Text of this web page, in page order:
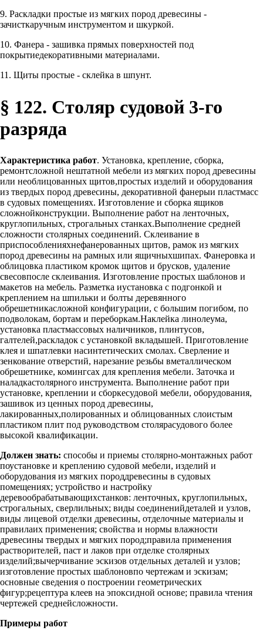
9. Раскладки простые из мягких пород древесины -
зачисткаручным инструментом и шкуркой.
10. Фанера - зашивка прямых поверхностей под
покрытиедекоративными материалами.
11. Щиты простые - склейка в шпунт.
§ 122. Столяр судовой 3-го
разряда
Характеристика работ. Установка, крепление, сборка,
ремонтсложной нештатной мебели из мягких пород древесины
или необлицованных щитов,простых изделий и оборудования
из твердых пород древесины, декоративной фанерыи пластмасс
в судовых помещениях. Изготовление и сборка ящиков
сложнойконструкции. Выполнение работ на ленточных,
круглопильных, строгальных станках.Выполнение средней
сложности столярных соединений. Склеивание в
приспособленияхнефанерованных щитов, рамок из мягких
пород древесины на рамных или ящичныхшипах. Фанеровка и
облицовка пластиком кромок щитов и брусков, удаление
свесовпосле склеивания. Изготовление простых шаблонов и
макетов на мебель. Разметка иустановка с подгонкой и
креплением на шпильки и болты деревянного
обрешетникасложной конфигурации, с большим погибом, по
подволокам, бортам и переборкам.Наклейка линолеума,
установка пластмассовых наличников, плинтусов,
галтелей,раскладок с установкой вкладышей. Приготовление
клея и шпатлевки насинтетических смолах. Сверление и
зенкование отверстий, нарезание резьбы вметаллическом
обрешетнике, комингсах для крепления мебели. Заточка и
наладкастолярного инструмента. Выполнение работ при
установке, креплении и сборкесудовой мебели, оборудования,
зашивок из ценных пород древесины,
лакированных,полированных и облицованных слоистым
пластиком плит под руководством столярасудового более
высокой квалификации.
Должен знать: способы и приемы столярно-монтажных работ
поустановке и креплению судовой мебели, изделий и
оборудования из мягких породдревесины в судовых
помещениях; устройство и настройку
деревообрабатывающихстанков: ленточных, круглопильных,
строгальных, сверлильных; виды соединенийдеталей и узлов,
виды лицевой отделки древесины, отделочные материалы и
правилаих применения; свойства и нормы влажности
древесины твердых и мягких пород;правила применения
растворителей, паст и лаков при отделке столярных
изделий;вычерчивание эскизов отдельных деталей и узлов;
изготовление простых шаблоновпо чертежам и эскизам;
основные сведения о построении геометрических
фигур;рецептура клеев на эпоксидной основе; правила чтения
чертежей среднейсложности.
Примеры работ